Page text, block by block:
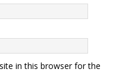
in this browser for the